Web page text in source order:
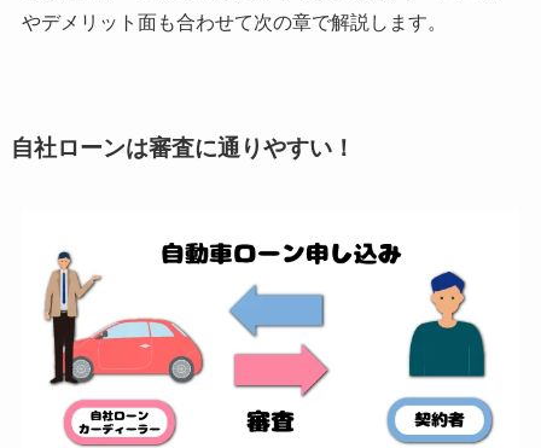
やデメリット面も合わせて次の章で解説します。
自社ローンは審査に通りやすい！